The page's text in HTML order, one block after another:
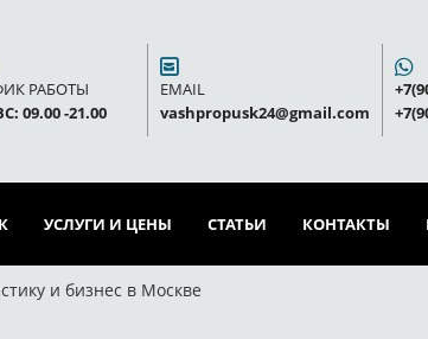
РАБОТЫ
09.00 -21.00
EMAIL
vashpropusk24@gmail.com
УСЛУГИ И ЦЕНЫ СТАТЬИ КОНТАКТЫ
и бизнес в Москве